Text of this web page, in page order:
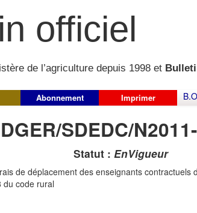
officiel
de l’agriculture depuis 1998 et
Abonnement Imprimer
DGER/SDEDC/
Statut : EnVigueur
de déplacement des enseignants contractuels
du code rural